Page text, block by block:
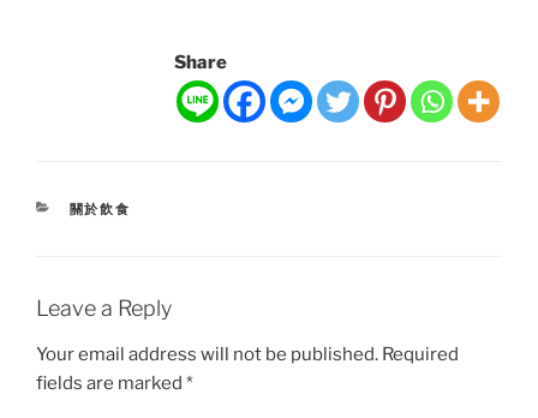
Share
CATEGORIES
關於飲食
Leave a Reply
Your email address will not be published. Required
fields are marked *